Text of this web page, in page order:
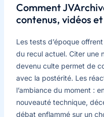
Comment
contenus, vidéos
Les tests d’époque
du recul actuel. Citer une
devenu culte permet de
avec la postérité. Les
l’ambiance du moment :
nouveauté technique,
débat enflammé sur un